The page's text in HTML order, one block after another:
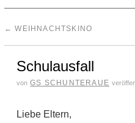
← WEIHNACHTSKINO
Schulausfall
von GS SCHUNTERAUE
Liebe Eltern,